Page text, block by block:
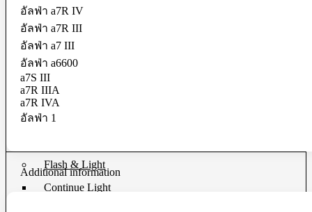
MIC Cable
Mic & Audio Adapter
Microphone
Parallax
Rigs
Smartphone Clamp
Shoe Mount
Voice Recorder
Flash & Light
Continue Light
อัลฟ่า a7R IV
อัลฟ่า a7R III
อัลฟ่า a7 III
อัลฟ่า a6600
a7S III
a7R IIIA
a7R IVA
อัลฟ่า 1
Additional information